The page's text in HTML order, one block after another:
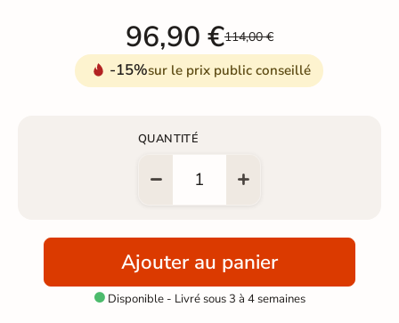
96,90 €114,00 €
-15%sur le prix public conseillé
QUANTITÉ
Ajouter au panier
Disponible - Livré sous 3 à 4 semaines